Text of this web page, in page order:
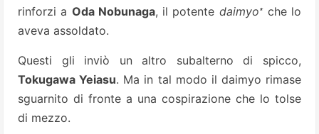
rinforzi a Oda Nobunaga, il potente daimyo∗che lo
aveva assoldato.
Questi gli inviò un altro subalterno di spicco,
Tokugawa Yeiasu. Ma in tal modo il daimyo rimase
sguarnito di fronte a una cospirazione che lo tolse
di mezzo.